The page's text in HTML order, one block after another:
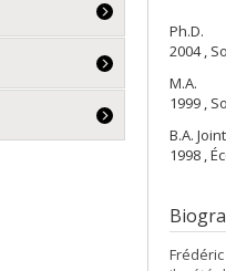
Ph.D.
2004 ,
M.A.
1999 ,
B.A.
1998 ,